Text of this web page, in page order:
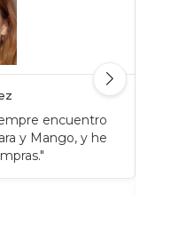
encuentro
y Mango, y he